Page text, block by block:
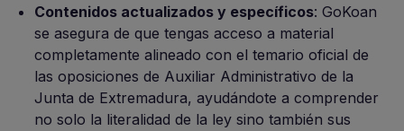
Contenidos actualizados y específicos: GoKoan
se asegura de que tengas acceso a material
completamente alineado con el temario oficial de
las oposiciones de Auxiliar Administrativo de la
Junta de Extremadura, ayudándote a comprender
no solo la literalidad de la ley sino también sus